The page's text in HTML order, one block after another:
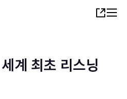
Share
계 최초 리스닝